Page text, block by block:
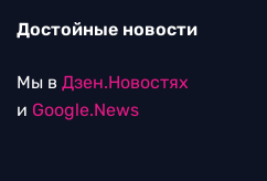
Достойные новости
Мы в Дзен.Новостях
и Google.News